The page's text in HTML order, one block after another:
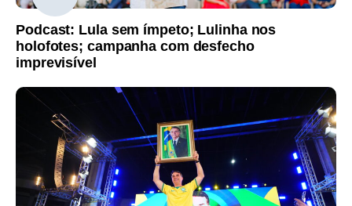
Podcast: Lula sem ímpeto; Lulinha nos
holofotes; campanha com desfecho
imprevisível